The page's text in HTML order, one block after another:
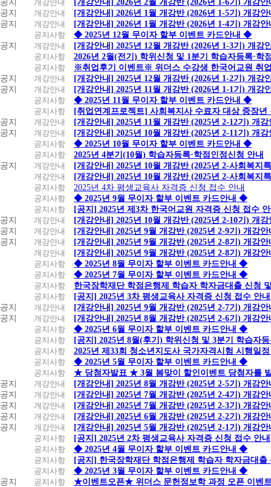
공지
개강안내
[개강안내] 2026년 2월 개강반 (2026년 1-6기) 개강안
공지
개강안내
[개강안내] 2026년 1월 개강반 (2026년 1-5기) 개강안
공지
개강안내
[개강안내] 2026년 1월 개강반 (2026년 1-4기) 개강안
공지사항
◆ 2025년 12월 무이자 할부 이벤트 카드안내 ◆
공지
개강안내
[개강안내] 2025년 12월 개강반 (2026년 1-3기) 개강
공지사항
2026년 2월(전기) 학위신청 및 1분기 학습자등록·학
공지사항
※취업후기 이벤트※ 위더스 수강생 한국어교원 취
공지
개강안내
[개강안내] 2025년 12월 개강반 (2026년 1-2기) 개강
공지
개강안내
[개강안내] 2025년 11월 개강반 (2026년 1-1기) 개강
공지사항
◆ 2025년 11월 무이자 할부 이벤트 카드안내 ◆
공지사항
[취업연계프로젝트] 사회복지사 수료자 대상 중장
공지
개강안내
[개강안내] 2025년 11월 개강반 (2025년 2-12기) 개강
공지
개강안내
[개강안내] 2025년 10월 개강반 (2025년 2-11기) 개강
공지사항
◆ 2025년 10월 무이자 할부 이벤트 카드안내 ◆
공지사항
2025년 4분기(10월) 학습자등록·학점인정신청 안내
공지
개강안내
[개강안내] 2025년 10월 개강반 (2025년 2-사회복지
개강안내
[개강안내] 2025년 10월 개강반 (2025년 2-사회복지
공지사항
2025년 4차 평생교육사 자격증 신청 접수 안내
공지사항
◆ 2025년 9월 무이자 할부 이벤트 카드안내 ◆
공지사항
[공지] 2025년 제3차 한국어교원 자격증 신청 접수
공지
개강안내
[개강안내] 2025년 10월 개강반 (2025년 2-10기) 개강
공지
개강안내
[개강안내] 2025년 9월 개강반 (2025년 2-9기) 개강안
공지
개강안내
[개강안내] 2025년 9월 개강반 (2025년 2-8기) 개강안
개강안내
[개강안내] 2025년 9월 개강반 (2025년 2-8기) 개강안
공지사항
◆ 2025년 8월 무이자 할부 이벤트 카드안내 ◆
공지사항
◆ 2025년 7월 무이자 할부 이벤트 카드안내 ◆
공지사항
한국장학재단 학점은행제 학습자 학자금대출 신청
공지사항
[공지] 2025년 3차 평생교육사 자격증 신청 접수 안내
공지
개강안내
[개강안내] 2025년 9월 개강반 (2025년 2-7기) 개강안
공지
개강안내
[개강안내] 2025년 8월 개강반 (2025년 2-6기) 개강안
공지사항
◆ 2025년 6월 무이자 할부 이벤트 카드안내 ◆
공지사항
[공지] 2025년 8월(후기) 학위신청 및 3분기 학습자
공지사항
2025년 제33회 청소년지도사 국가자격시험 시행일
공지사항
◆ 2025년 5월 무이자 할부 이벤트 카드안내 ◆
공지사항
★ 당첨자발표 ★ 3월 봄맞이 할인이벤트 당첨자를
공지
개강안내
[개강안내] 2025년 8월 개강반 (2025년 2-5기) 개강안
공지
개강안내
[개강안내] 2025년 7월 개강반 (2025년 2-4기) 개강안
공지
개강안내
[개강안내] 2025년 7월 개강반 (2025년 2-3기) 개강안
공지
개강안내
[개강안내] 2025년 6월 개강반 (2025년 2-2기) 개강안
공지
개강안내
[개강안내] 2025년 5월 개강반 (2025년 2-1기) 개강안
공지사항
[공지] 2025년 2차 평생교육사 자격증 신청 접수 안내
공지사항
◆ 2025년 4월 무이자 할부 이벤트 카드안내 ◆
공지사항
[공지] 한국장학재단 학점은행제 학습자 학자금대출
공지사항
◆ 2025년 3월 무이자 할부 이벤트 카드안내 ◆
공지
공지사항 ★이벤트오픈★ 위더스 문헌정보학 과정 오픈 이벤